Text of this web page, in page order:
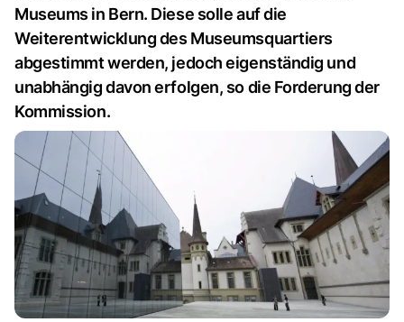
Museums in Bern. Diese solle auf die
Weiterentwicklung des Museumsquartiers
abgestimmt werden, jedoch eigenständig und
unabhängig davon erfolgen, so die Forderung der
Kommission.